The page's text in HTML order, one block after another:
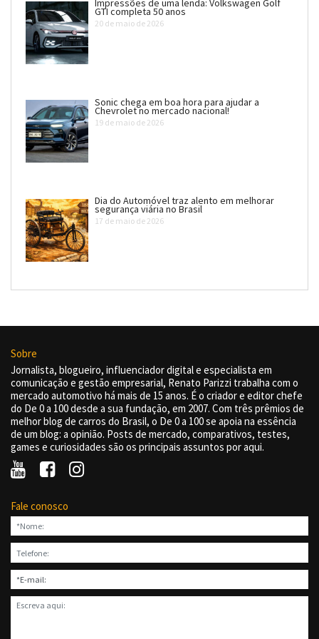
Impressões de uma lenda: Volkswagen Golf
GTI completa 50 anos
20 de maio de 2026
Sonic chega em boa hora para ajudar a
Chevrolet no mercado nacional!
19 de maio de 2026
Dia do Automóvel traz alento em melhorar
segurança viária no Brasil
17 de maio de 2026
Sobre
Jornalista, blogueiro, influenciador digital e especialista em
comunicação e gestão empresarial, Renato Parizzi trabalha com o
mercado automotivo há mais de 15 anos. É o criador e editor chefe
do De 0 a 100 desde a sua fundação, em 2007. Com três prêmios de
melhor blog de carros do Brasil, o De 0 a 100 se apoia na essência
de um blog: a opinião. Posts de mercado, comparativos, testes,
games e curiosidades são os principais assuntos por aqui.
Fale conosco